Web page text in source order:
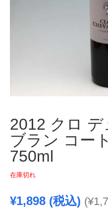
2012 クロ
ブラン コー
750ml
在庫切れ
¥1,898 (税込) (¥